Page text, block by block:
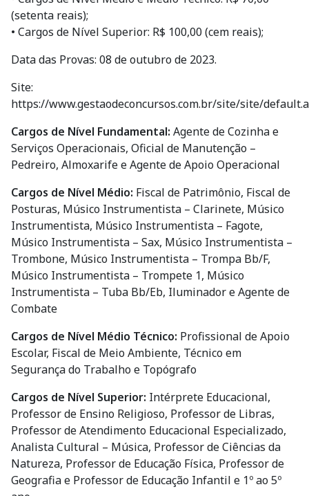
(setenta reais);
• Cargos de Nível Superior: R$ 100,00 (cem reais);
Data das Provas: 08 de outubro de 2023.
Site:
https://www.gestaodeconcursos.com.br/site/site/
Cargos de Nível Fundamental: Agente de Cozinha e
Serviços Operacionais, Oficial de Manutenção –
Pedreiro, Almoxarife e Agente de Apoio Operacional
Cargos de Nível Médio:
Fiscal de Patrimônio, Fiscal de
Posturas, Músico Instrumentista – Clarinete, Músico
Instrumentista, Músico Instrumentista – Fagote,
Músico Instrumentista – Sax, Músico Instrumentista –
Trombone, Músico Instrumentista – Trompa Bb/F,
Músico Instrumentista – Trompete 1, Músico
Instrumentista – Tuba Bb/Eb, Iluminador e Agente de
Combate
Cargos de Nível Médio Técnico:
Profissional de Apoio
Escolar, Fiscal de Meio Ambiente, Técnico em
Segurança do Trabalho e Topógrafo
Cargos de Nível Superior:
Intérprete Educacional,
Professor de Ensino Religioso, Professor de Libras,
Professor de Atendimento Educacional Especializado,
Analista Cultural – Música, Professor de Ciências da
Natureza, Professor de Educação Física, Professor de
Geografia e Professor de Educação Infantil e 1º ao 5º